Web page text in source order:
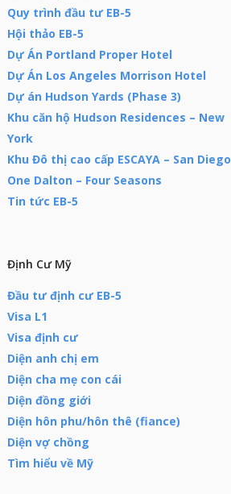
Quy trình đầu tư EB-5
Hội thảo EB-5
Dự Án Portland Proper Hotel
Dự Án Los Angeles Morrison Hotel
Dự án Hudson Yards (Phase 3)
Khu căn hộ Hudson Residences – New
York
Khu Đô thị cao cấp ESCAYA – San Diego
One Dalton – Four Seasons
Tin tức EB-5
Định Cư Mỹ
Đầu tư định cư EB-5
Visa L1
Visa định cư
Diện anh chị em
Diện cha mẹ con cái
Diện đồng giới
Diện hôn phu/hôn thê (fiance)
Diện vợ chồng
Tìm hiểu về Mỹ